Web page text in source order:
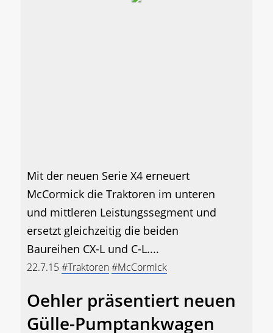
Mit der neuen Serie X4 erneuert
McCormick die Traktoren im unteren
und mittleren Leistungssegment und
ersetzt gleichzeitig die beiden
Baureihen CX-L und C-L....
22.7.15#Traktoren#McCormick
Oehler präsentiert neuen
Gülle-Pumptankwagen